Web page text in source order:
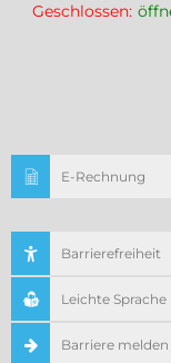
Klicken, um
Geschlossen:
E-Rechnung
Barrierefreiheit
Leichte Sprache
Barriere melden